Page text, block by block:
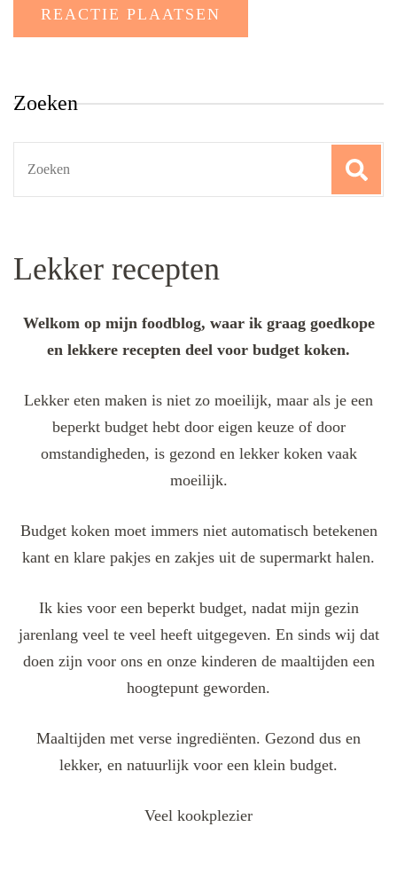
Zoeken
Lekker recepten
Welkom op mijn foodblog, waar ik graag goedkope
en lekkere recepten deel voor budget koken.
Lekker eten maken is niet zo moeilijk, maar als je een
beperkt budget hebt door eigen keuze of door
omstandigheden, is gezond en lekker koken vaak
moeilijk.
Budget koken moet immers niet automatisch betekenen
kant en klare pakjes en zakjes uit de supermarkt halen.
Ik kies voor een beperkt budget, nadat mijn gezin
jarenlang veel te veel heeft uitgegeven. En sinds wij dat
doen zijn voor ons en onze kinderen de maaltijden een
hoogtepunt geworden.
Maaltijden met verse ingrediënten. Gezond dus en
lekker, en natuurlijk voor een klein budget.
Veel kookplezier